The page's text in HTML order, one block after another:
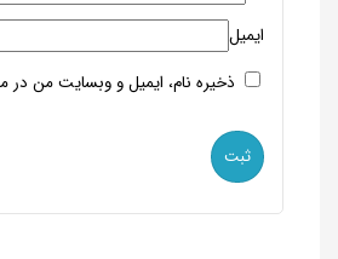
ایمیل
ذخیره نام، ایمیل و وبسایت من در